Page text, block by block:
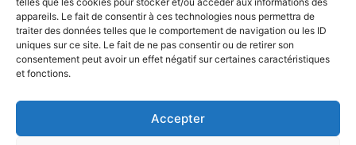
appareils. Le fait de consentir à ces technologies nous permettra de
traiter des données telles que le comportement de navigation ou les ID
uniques sur ce site. Le fait de ne pas consentir ou de retirer son
consentement peut avoir un effet négatif sur certaines caractéristiques
et fonctions.
Accepter